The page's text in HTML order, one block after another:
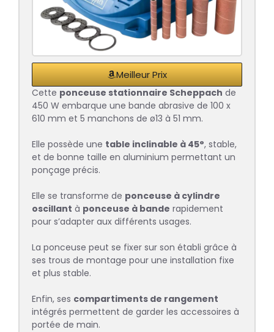
Meilleur Prix
Cette ponceuse stationnaire Scheppach de
450 W embarque une bande abrasive de 100 x
610 mm et 5 manchons de ø13 à 51 mm.
Elle possède une table inclinable à 45°, stable,
et de bonne taille en aluminium permettant un
ponçage précis.
Elle se transforme de ponceuse à cylindre
oscillant à ponceuse à bande rapidement
pour s’adapter aux différents usages.
La ponceuse peut se fixer sur son établi grâce à
ses trous de montage pour une installation fixe
et plus stable.
Enfin, ses compartiments de rangement
intégrés permettent de garder les accessoires à
portée de main.